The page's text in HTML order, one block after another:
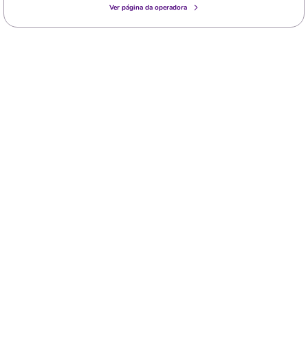
Ver página da operadora